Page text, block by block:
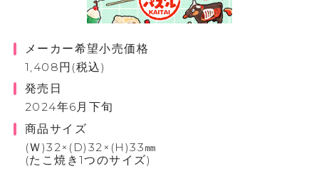
メーカー希望小売価格
1,408円(税込)
発売日
2024年6月下旬
商品サイズ
(Ｗ)32×(D)32×(H)33㎜
(たこ焼き1つのサイズ)